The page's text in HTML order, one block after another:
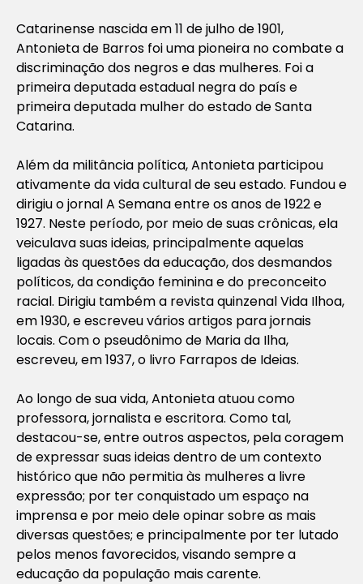
Catarinense nascida em 11 de julho de 1901,
Antonieta de Barros foi uma pioneira no combate a
discriminação dos negros e das mulheres. Foi a
primeira deputada estadual negra do país e
primeira deputada mulher do estado de Santa
Catarina.
Além da militância política, Antonieta participou
ativamente da vida cultural de seu estado. Fundou e
dirigiu o jornal A Semana entre os anos de 1922 e
1927. Neste período, por meio de suas crônicas, ela
veiculava suas ideias, principalmente aquelas
ligadas às questões da educação, dos desmandos
políticos, da condição feminina e do preconceito
racial. Dirigiu também a revista quinzenal Vida Ilhoa,
em 1930, e escreveu vários artigos para jornais
locais. Com o pseudônimo de Maria da Ilha,
escreveu, em 1937, o livro Farrapos de Ideias.
Ao longo de sua vida, Antonieta atuou como
professora, jornalista e escritora. Como tal,
destacou-se, entre outros aspectos, pela coragem
de expressar suas ideias dentro de um contexto
histórico que não permitia às mulheres a livre
expressão; por ter conquistado um espaço na
imprensa e por meio dele opinar sobre as mais
diversas questões; e principalmente por ter lutado
pelos menos favorecidos, visando sempre a
educação da população mais carente.